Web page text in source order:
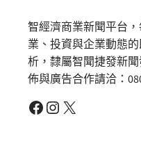
智經濟商業新聞平台
業、投資與企業動態
析，隸屬智聞捷發新
佈與廣告合作請洽：
Facebook Instagram X